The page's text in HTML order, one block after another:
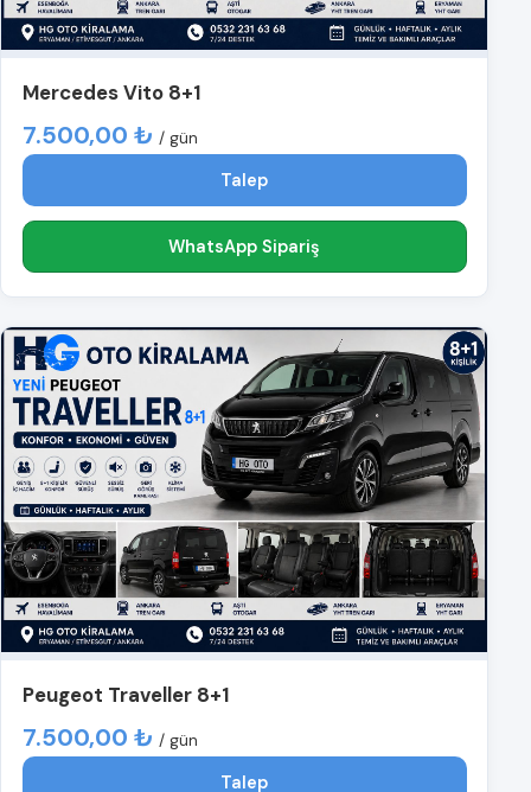
Mercedes Vito 8+1
7.500,00 ₺ / gün
Talep
WhatsApp Sipariş
Peugeot Traveller 8+1
7.500,00 ₺ / gün
Talep